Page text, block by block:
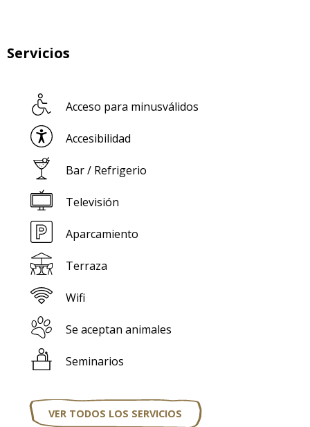
Servicios
Acceso para minusválidos
Accesibilidad
Bar / Refrigerio
Televisión
Aparcamiento
Terraza
Wifi
Se aceptan animales
Seminarios
VER TODOS LOS SERVICIOS